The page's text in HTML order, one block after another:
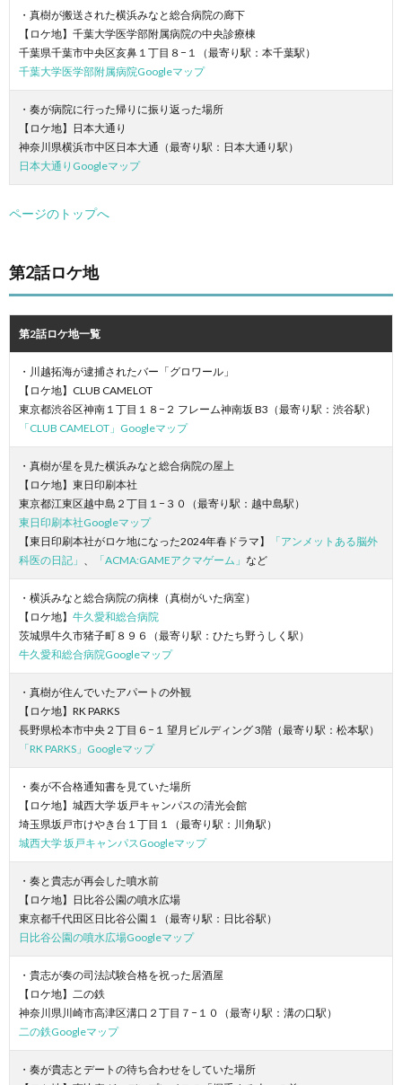
・真樹が搬送された横浜みなと総合病院の廊下
【ロケ地】千葉大学医学部附属病院の中央診療棟
千葉県千葉市中央区亥鼻１丁目８−１（最寄り駅：本千葉駅）
千葉大学医学部附属病院Googleマップ
・奏が病院に行った帰りに振り返った場所
【ロケ地】日本大通り
神奈川県横浜市中区日本大通（最寄り駅：日本大通り駅）
日本大通りGoogleマップ
ページのトップへ
第2話ロケ地
第2話ロケ地一覧
・川越拓海が逮捕されたバー「グロワール」
【ロケ地】CLUB CAMELOT
東京都渋谷区神南１丁目１８−２ フレーム神南坂 B3（最寄り駅：渋谷駅）
「CLUB CAMELOT」Googleマップ
・真樹が星を見た横浜みなと総合病院の屋上
【ロケ地】東日印刷本社
東京都江東区越中島２丁目１−３０（最寄り駅：越中島駅）
東日印刷本社Googleマップ
【東日印刷本社がロケ地になった2024年春ドラマ】
「アンメットある脳外
科医の日記」
「ACMA:GAMEアクマゲーム」 など
・横浜みなと総合病院の病棟（真樹がいた病室）
【ロケ地】 牛久愛和総合病院
茨城県牛久市猪子町８９６（最寄り駅：ひたち野うしく駅）
牛久愛和総合病院Googleマップ
・真樹が住んでいたアパートの外観
【ロケ地】RK PARKS
長野県松本市中央２丁目６−１ 望月ビルディング 3階（最寄り駅：松本駅）
「RK PARKS」Googleマップ
・奏が不合格通知書を見ていた場所
【ロケ地】城西大学 坂戸キャンパスの清光会館
埼玉県坂戸市けやき台１丁目１（最寄り駅：川角駅）
城西大学 坂戸キャンパスGoogleマップ
・奏と貴志が再会した噴水前
【ロケ地】日比谷公園の噴水広場
東京都千代田区日比谷公園１（最寄り駅：日比谷駅）
日比谷公園の噴水広場Googleマップ
・貴志が奏の司法試験合格を祝った居酒屋
【ロケ地】二の鉄
神奈川県川崎市高津区溝口２丁目７−１０（最寄り駅：溝の口駅）
二の鉄Googleマップ
・奏が貴志とデートの待ち合わせをしていた場所